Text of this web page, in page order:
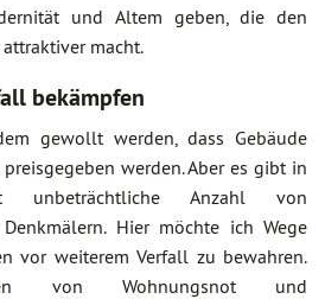
und Altem geben, die den
macht.
bekämpfen
gewollt werden, dass Gebäude
werden. Aber es gibt in
unbeträchtliche Anzahl von
Hier möchte ich Wege
vor weiterem Verfall zu bewahren.
von Wohnungsnot und